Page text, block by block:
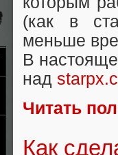
(как в
меньше
В
над
Читать
Как